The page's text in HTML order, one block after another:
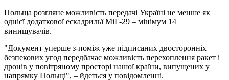
Польща розгляне можливість передачі Україні не менше як
однієї додаткової ескадрильї МіГ-29 – мінімум 14
винищувачів.
"Документ уперше з-поміж уже підписаних двосторонніх
безпекових угод передбачає можливість перехоплення ракет і
дронів у повітряному просторі нашої країни, випущених у
напрямку Польщі", – йдеться у повідомленні.